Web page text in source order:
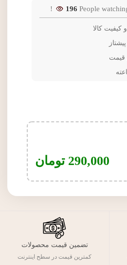
196 People
کالا
قیمت
290,000 تومان
تضمین قیمت محصولات
کمترین قیمت در سطح اینترنت